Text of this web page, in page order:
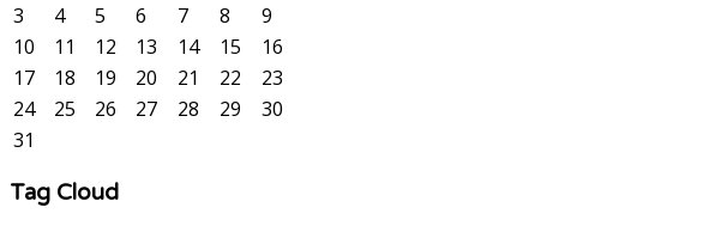
3
4 5 6 7 8
9
10
11 12 13 14 15
16
17
18 19 20 21 22
23
24
25 26 27 28 29
30
31
Tag Cloud